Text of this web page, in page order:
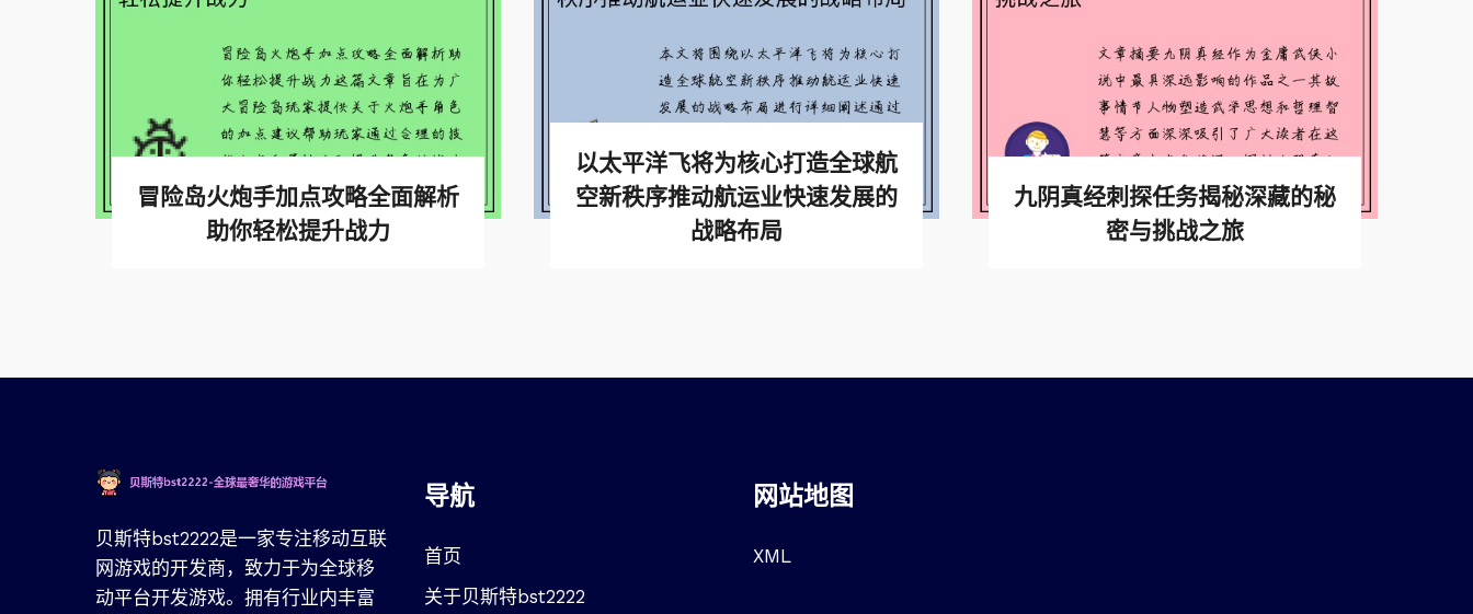
冒险岛火炮手加点攻略全面解析
助你轻松提升战力
以太平洋飞将为核心打造全球航
空新秩序推动航运业快速发展的
战略布局
九阴真经刺探任务揭秘深藏的秘
密与挑战之旅
贝斯特bst2222是一家专注移动互联
网游戏的开发商，致力于为全球移
动平台开发游戏。拥有行业内丰富
导航
首页
关于贝斯特bst2222
网站地图
XML